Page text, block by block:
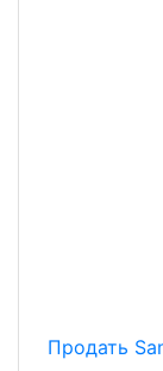
Продать